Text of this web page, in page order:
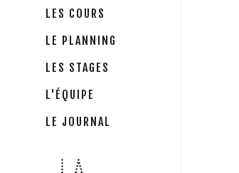
LES COURS
LE PLANNING
LES STAGES
L'ÉQUIPE
LE JOURNAL